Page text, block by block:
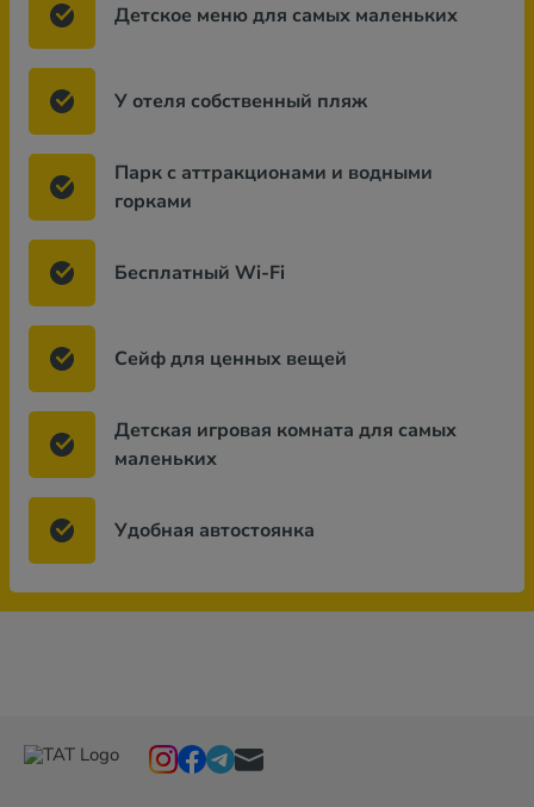
Детское меню для самых маленьких
У отеля собственный пляж
Парк с аттракционами и водными
горками
Бесплатный Wi-Fi
Сейф для ценных вещей
Детская игровая комната для самых
маленьких
Удобная автостоянка